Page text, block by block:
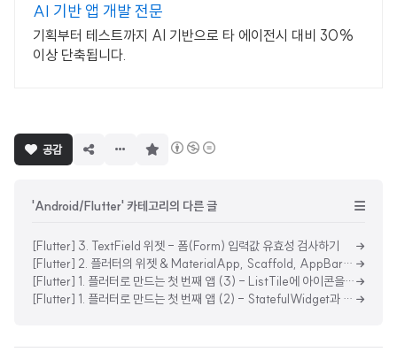
AI 기반 앱 개발 전문
기획부터 테스트까지 AI 기반으로 타 에이전시 대비 30%
이상 단축됩니다.
공감
'Android/Flutter' 카테고리의 다른 글
[Flutter] 3. TextField 위젯 - 폼(Form) 입력값 유효성 검사하기
[Flutter] 2. 플러터의 위젯 & MaterialApp, Scaffold, AppBar 위젯
[Flutter] 1. 플러터로 만드는 첫 번째 앱 (3) - ListTile에 아이콘을 추가하여 이름 저장하기
[Flutter] 1. 플러터로 만드는 첫 번째 앱 (2) - StatefulWidget과 ListView